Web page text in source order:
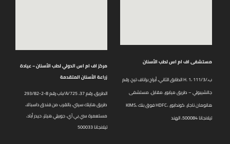
مركز اف ام اس الدولي لطب الأسنان – عيادة
زراعة الأسنان المتقدمة
باب رقم 8-2-293/82/A/725 الطريق، رقم 37،
طريق هايتك سيتي، بالقرب من فندق داسبالا،
مستعمرة سي بي آي، جوبيلي هيلز، حيدر أباد،
تيلانجانا 500033
مستشفى اف ام اس لطب الأسنان
الطابق الثاني، أبراج براناف تيج، رقم H. 1، 111/3/ب،
جاتشيبولي – طريق ميابور، مقابل. مستشفى
KIMS، فوق بنك HDFC، هانومان ناجار، كوندابور،
تيلانجانا 500084، الهند